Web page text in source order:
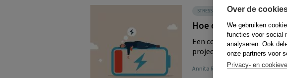
STRESS & BURN-OUT
Hoe ontstaat een
Een coachee vertelt
project en toen knapte er
Annita Rogier , 17 september 2025
Over de
We gebruiken
functies voor social
analyseren. Ook
onze partners voor
Privacy- en